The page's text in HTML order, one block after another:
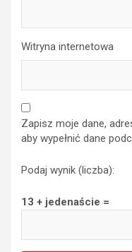
Witryna internetowa
Zapisz moje dane,
aby wypełnić dane
Podaj wynik (liczba):
13 + jedenaście =